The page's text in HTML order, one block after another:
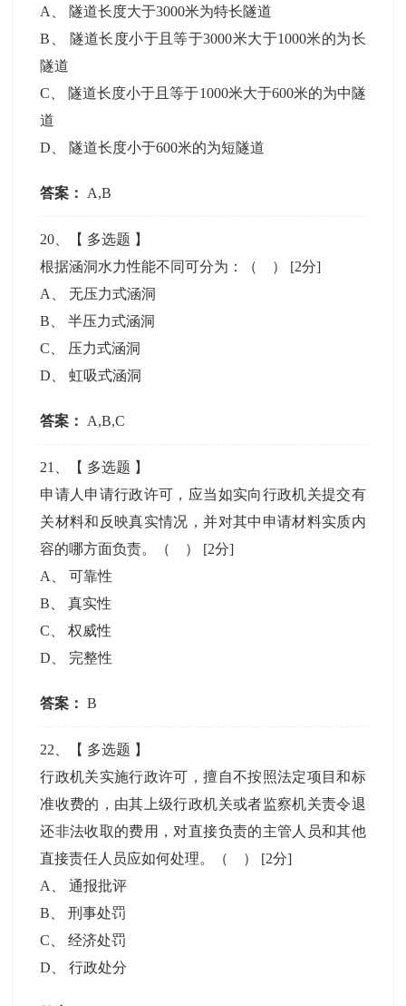
A
隧道长度大于3000米为特长隧道
B
隧道长度小于且等于3000米大于1000米的为长
隧道
C
隧道长度小于且等于1000米大于600米的为中隧
道
D
隧道长度小于600米的为短隧道
答案： A,B
20 、【 多选题 】
根据涵洞水力性能不同可分为：（ ） [2分]
A
、无压力式涵洞
B 、半压力式涵洞
C
压力式涵洞
D 、虹吸式涵洞
答案： A,B,C
21 、【 多选题 】
申请人申请行政许可，应当如实向行政机关提交有
关材料和反映真实情况，并对其中申请材料实质内
容的哪方面负责。（ ） [2分]
A
、可靠性
B 、真实性
C 、权威性
D
完整性
答案： B
22 、【 多选题 】
行政机关实施行政许可，擅自不按照法定项目和标
准收费的，由其上级行政机关或者监察机关责令退
还非法收取的费用，对直接负责的主管人员和其他
直接责任人员应如何处理。（ ） [2分]
A
、通报批评
B 、刑事处罚
C 、经济处罚
D 、行政处分